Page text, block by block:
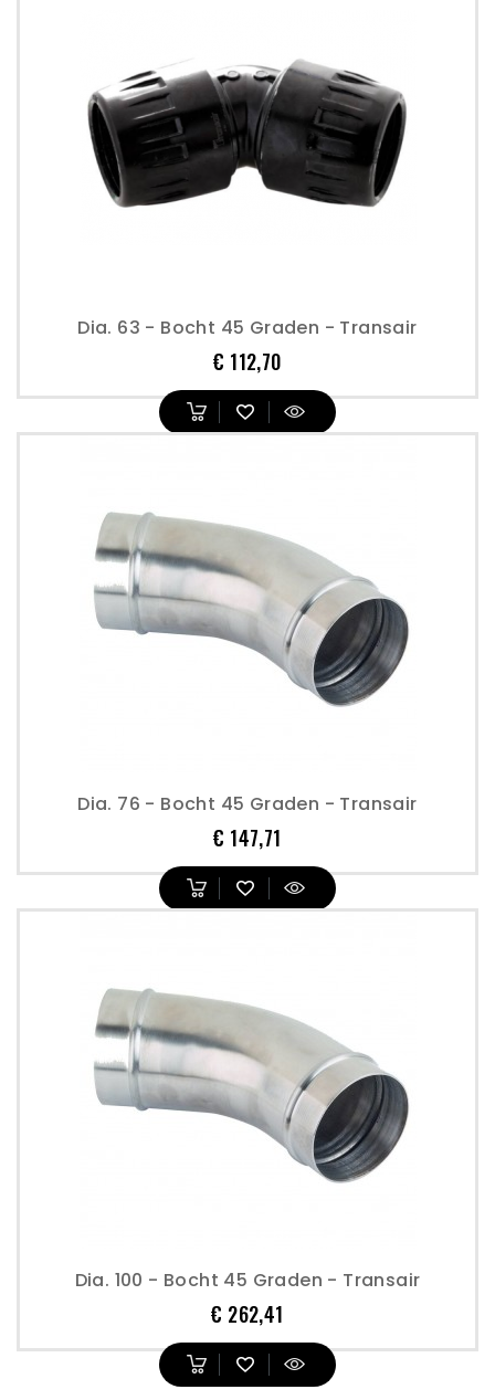
Dia. 63 - Bocht 45 Graden - Transair
€ 112,70Prijs
Dia. 76 - Bocht 45 Graden - Transair
€ 147,71
Dia. 100 - Bocht 45 Graden - Transair
€ 262,41